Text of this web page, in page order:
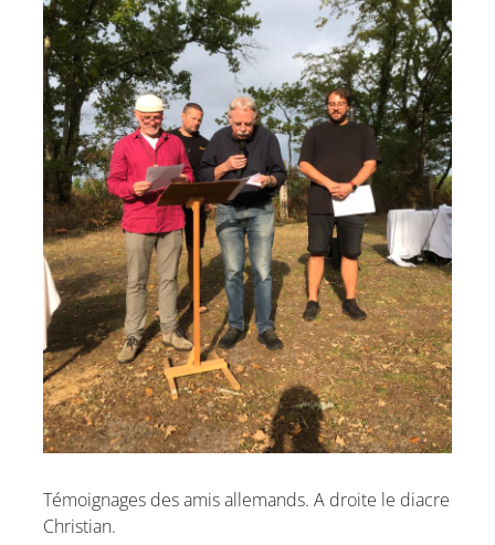
Témoignages des amis allemands. A droite le diacre
Christian.